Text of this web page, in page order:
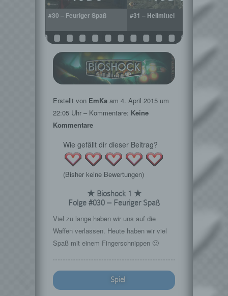
#30 – Feuriger Spaß #31 – Heilmittel
Erstellt von EmKa am 4. April 2015 um
22:05 Uhr – Kommentare: Keine
Kommentare
Wie gefällt dir dieser Beitrag?
(Bisher keine Bewertungen)
★ Bioshock 1 ★
Folge #030 – Feuriger Spaß
Viel zu lange haben wir uns auf die
Waffen verlassen. Heute haben wir viel
Spaß mit einem Fingerschnippen 🙂
Spiel